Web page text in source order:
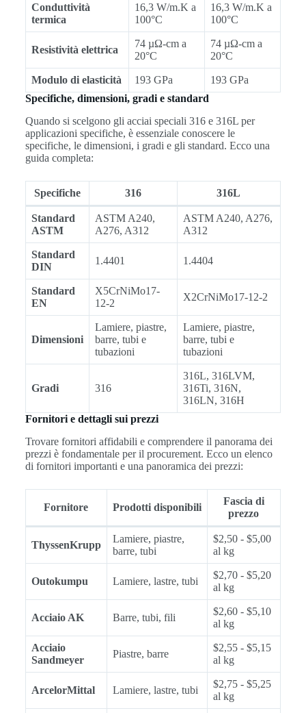
Conduttività
termica
16,3 W/m.K a
100°C
16,3 W/m.K a
100°C
Resistività elettrica
74 µΩ-cm a
20°C
74 µΩ-cm a
20°C
Modulo di elasticità 193 GPa
193 GPa
Specifiche, dimensioni, gradi e standard
Quando si scelgono gli acciai speciali 316 e 316L per
applicazioni specifiche, è essenziale conoscere le
specifiche, le dimensioni, i gradi e gli standard. Ecco una
guida completa:
Specifiche 316 316L
Standard
ASTM
ASTM A240,
A276, A312
ASTM A240, A276,
A312
Standard
DIN
1.4401 1.4404
Standard
EN
X5CrNiMo17-
12-2
X2CrNiMo17-12-2
Dimensioni
Lamiere, piastre,
barre, tubi e
tubazioni
Lamiere, piastre,
barre, tubi e
tubazioni
Gradi 316
316L, 316LVM,
316Ti, 316N,
316LN, 316H
Fornitori e dettagli sui prezzi
Trovare fornitori affidabili e comprendere il panorama dei
prezzi è fondamentale per il procurement. Ecco un elenco
di fornitori importanti e una panoramica dei prezzi:
Fornitore Prodotti disponibili
Fascia di
prezzo
ThyssenKrupp
Lamiere, piastre,
barre, tubi
$2,50 - $5,00
al kg
Outokumpu Lamiere, lastre, tubi
$2,70 - $5,20
al kg
Acciaio AK Barre, tubi, fili
$2,60 - $5,10
al kg
Acciaio
Sandmeyer
Piastre, barre
$2,55 - $5,15
al kg
ArcelorMittal Lamiere, lastre, tubi
$2,75 - $5,25
al kg